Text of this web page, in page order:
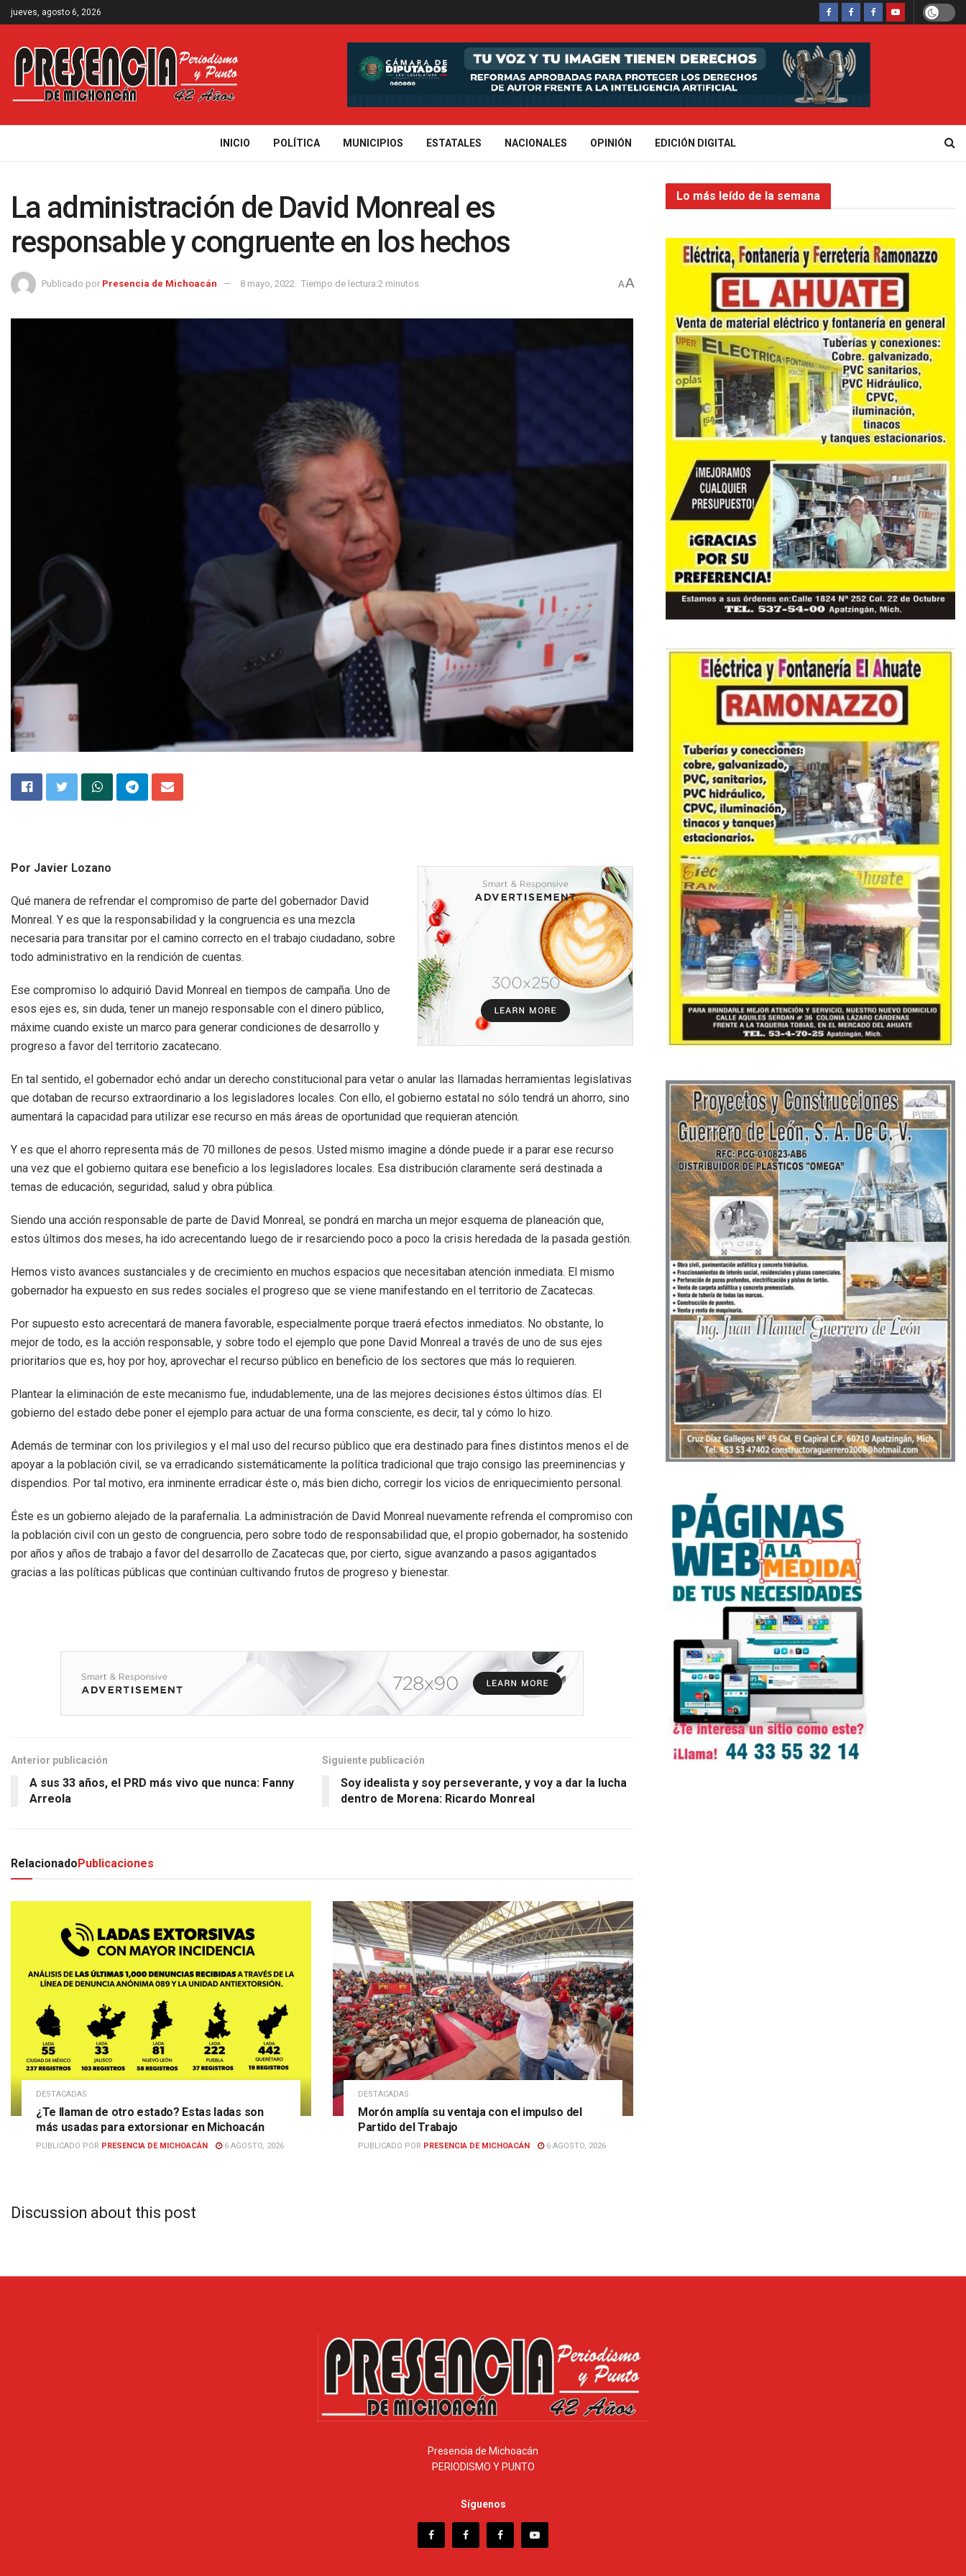
jueves, agosto 6, 2026
INICIO POLÍTICA MUNICIPIOS ESTATALES NACIONALES OPINIÓN EDICIÓN DIGITAL
La administración de David Monreal es
responsable y congruente en los hechos
Publicado por Presencia de Michoacán 8 mayo, 2022 Tiempo de lectura:2 minutos AA
Por Javier Lozano
Qué manera de refrendar el compromiso de parte del gobernador David
Monreal. Y es que la responsabilidad y la congruencia es una mezcla
necesaria para transitar por el camino correcto en el trabajo ciudadano, sobre
todo administrativo en la rendición de cuentas.
Ese compromiso lo adquirió David Monreal en tiempos de campaña. Uno de
esos ejes es, sin duda, tener un manejo responsable con el dinero público,
máxime cuando existe un marco para generar condiciones de desarrollo y
progreso a favor del territorio zacatecano.
En tal sentido, el gobernador echó andar un derecho constitucional para vetar o anular las llamadas herramientas legislativas
que dotaban de recurso extraordinario a los legisladores locales. Con ello, el gobierno estatal no sólo tendrá un ahorro, sino
aumentará la capacidad para utilizar ese recurso en más áreas de oportunidad que requieran atención.
Y es que el ahorro representa más de 70 millones de pesos. Usted mismo imagine a dónde puede ir a parar ese recurso
una vez que el gobierno quitara ese beneficio a los legisladores locales. Esa distribución claramente será destinada a
temas de educación, seguridad, salud y obra pública.
Siendo una acción responsable de parte de David Monreal, se pondrá en marcha un mejor esquema de planeación que,
estos últimos dos meses, ha ido acrecentando luego de ir resarciendo poco a poco la crisis heredada de la pasada gestión.
Hemos visto avances sustanciales y de crecimiento en muchos espacios que necesitaban atención inmediata. El mismo
gobernador ha expuesto en sus redes sociales el progreso que se viene manifestando en el territorio de Zacatecas.
Por supuesto esto acrecentará de manera favorable, especialmente porque traerá efectos inmediatos. No obstante, lo
mejor de todo, es la acción responsable, y sobre todo el ejemplo que pone David Monreal a través de uno de sus ejes
prioritarios que es, hoy por hoy, aprovechar el recurso público en beneficio de los sectores que más lo requieren.
Plantear la eliminación de este mecanismo fue, indudablemente, una de las mejores decisiones éstos últimos días. El
gobierno del estado debe poner el ejemplo para actuar de una forma consciente, es decir, tal y cómo lo hizo.
Además de terminar con los privilegios y el mal uso del recurso público que era destinado para fines distintos menos el de
apoyar a la población civil, se va erradicando sistemáticamente la política tradicional que trajo consigo las preeminencias y
dispendios. Por tal motivo, era inminente erradicar éste o, más bien dicho, corregir los vicios de enriquecimiento personal.
Éste es un gobierno alejado de la parafernalia. La administración de David Monreal nuevamente refrenda el compromiso con
la población civil con un gesto de congruencia, pero sobre todo de responsabilidad que, el propio gobernador, ha sostenido
por años y años de trabajo a favor del desarrollo de Zacatecas que, por cierto, sigue avanzando a pasos agigantados
gracias a las políticas públicas que continúan cultivando frutos de progreso y bienestar.
Anterior publicación
A sus 33 años, el PRD más vivo que nunca: Fanny
Arreola
Siguiente publicación
Soy idealista y soy perseverante, y voy a dar la lucha
dentro de Morena: Ricardo Monreal
Relacionado Publicaciones
DESTACADAS
¿Te llaman de otro estado? Estas ladas son
más usadas para extorsionar en Michoacán
PUBLICADO POR PRESENCIA DE MICHOACÁN 6 AGOSTO, 2026
DESTACADAS
Morón amplía su ventaja con el impulso del
Partido del Trabajo
PUBLICADO POR PRESENCIA DE MICHOACÁN 6 AGOSTO, 2026
Discussion about this post
Lo más leído de la semana
Presencia de Michoacán
PERIODISMO Y PUNTO
Síguenos